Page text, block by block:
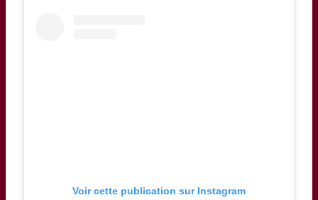
Voir cette publication sur Instagram